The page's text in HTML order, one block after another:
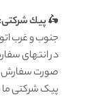
🛵پيك شرکتی:
جنوب و غرب
در انتهای
صورت سفارش
پیک شرکتی ما بين ساعت ۱۵